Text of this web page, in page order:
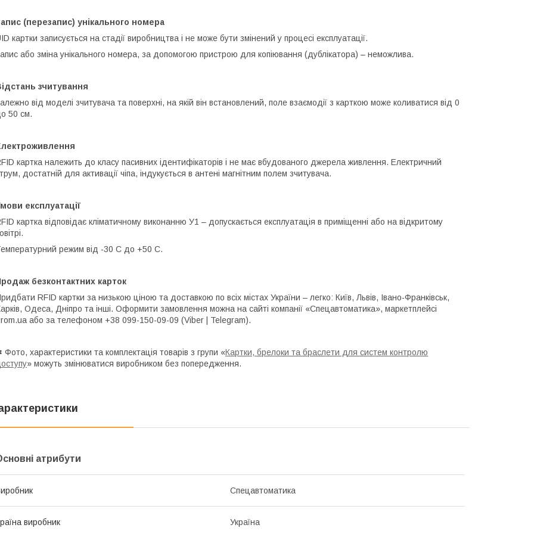
(перезапис) унікального номера
картки записується на стадії виробництва і не може бути змінений у процесі експлуатації.
або зміна унікального номера, за допомогою пристрою для копіювання (дублікатора) – неможлива.
зчитування
від моделі зчитувача та поверхні, на якій він встановлений, поле взаємодії з карткою може коливатися від 0
50 см.
картка належить до класу пасивних ідентифікаторів і не має вбудованого джерела живлення. Електричний
достатній для активації чіпа, індукується в антені магнітним полем зчитувача.
експлуатації
картка відповідає кліматичному виконанню У1 – допускається експлуатація в приміщенні або на відкритому
режим від -30 С до +50 С.
безконтактних карток
RFID картки за низькою ціною та доставкою по всіх містах України – легко: Київ, Львів, Івано-Франківськ,
Одеса, Дніпро та інші. Оформити замовлення можна на сайті компанії «Спецавтоматика», маркетплейсі
або за телефоном +38 099-150-09-09 (Viber | Telegram).
Фото, характеристики та комплектація товарів з групи «Картки, брелоки та браслети для систем контролю
» можуть змінюватися виробником без попередження.
атрибути
Спецавтоматика
виробник Україна